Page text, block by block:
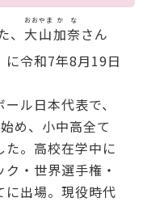
大山
おおやま
加奈
かな
さん
に令和7年8月19日
ル日本代表で、
め、小中高全て
。高校在学中に
・世界選手権・
に出場。現役時代